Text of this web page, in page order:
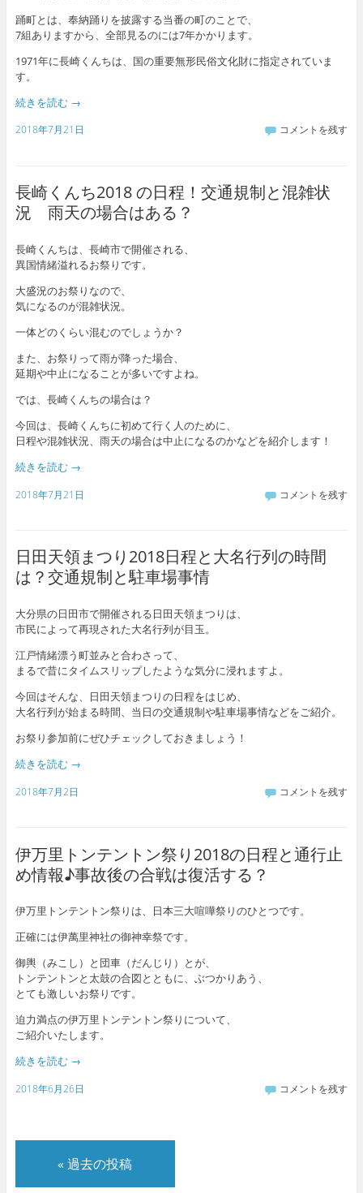
踊町とは、奉納踊りを披露する当番の町のことで、
7組ありますから、全部見るのには7年かかります。
1971年に長崎くんちは、国の重要無形民俗文化財に指定されていま
す。
続きを読む →
2018年7月21日 コメントを残す
長崎くんち2018 の日程！交通規制と混雑状
況 雨天の場合はある？
長崎くんちは、長崎市で開催される、
異国情緒溢れるお祭りです。
大盛況のお祭りなので、
気になるのが混雑状況。
一体どのくらい混むのでしょうか？
また、お祭りって雨が降った場合、
延期や中止になることが多いですよね。
では、長崎くんちの場合は？
今回は、長崎くんちに初めて行く人のために、
日程や混雑状況、雨天の場合は中止になるのかなどを紹介します！
続きを読む →
2018年7月21日 コメントを残す
日田天領まつり2018日程と大名行列の時間
は？交通規制と駐車場事情
大分県の日田市で開催される日田天領まつりは、
市民によって再現された大名行列が目玉。
江戸情緒漂う町並みと合わさって、
まるで昔にタイムスリップしたような気分に浸れますよ。
今回はそんな、日田天領まつりの日程をはじめ、
大名行列が始まる時間、当日の交通規制や駐車場事情などをご紹介。
お祭り参加前にぜひチェックしておきましょう！
続きを読む →
2018年7月2日 コメントを残す
伊万里トンテントン祭り2018の日程と通行止
め情報♪事故後の合戦は復活する？
伊万里トンテントン祭りは、日本三大喧嘩祭りのひとつです。
正確には伊萬里神社の御神幸祭です。
御輿（みこし）と団車（だんじり）とが、
トンテントンと太鼓の合図とともに、ぶつかりあう、
とても激しいお祭りです。
迫力満点の伊万里トンテントン祭りについて、
ご紹介いたします。
続きを読む →
2018年6月26日 コメントを残す
« 過去の投稿